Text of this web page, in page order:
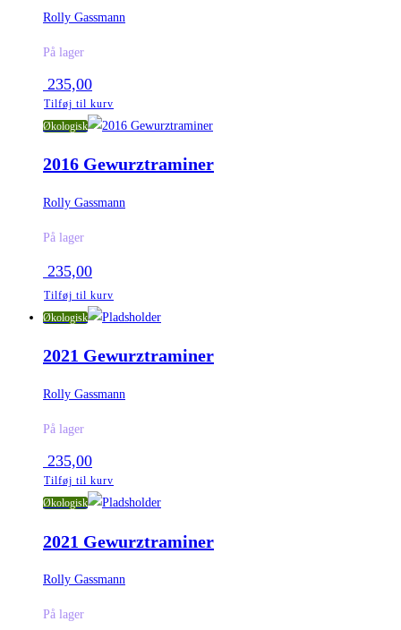
Rolly Gassmann
På lager
235,00
Tilføj til kurv
Økologisk
2016 Gewurztraminer
Rolly Gassmann
På lager
235,00
Tilføj til kurv
Økologisk
2021 Gewurztraminer
Rolly Gassmann
På lager
235,00
Tilføj til kurv
Økologisk
2021 Gewurztraminer
Rolly Gassmann
På lager